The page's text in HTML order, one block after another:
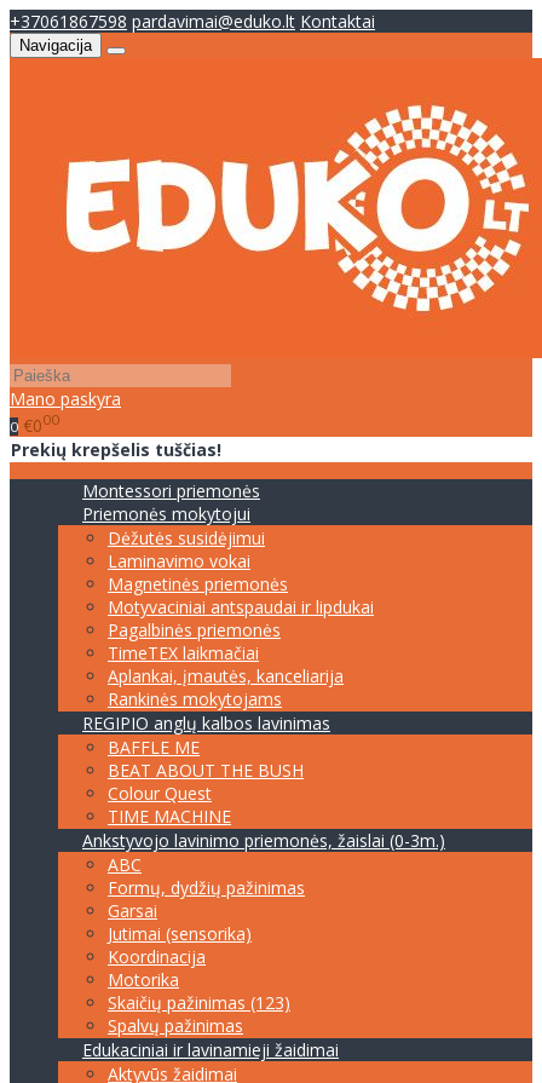
+37061867598 pardavimai@eduko.lt Kontaktai
Navigacija
Mano paskyra
0 €000
Prekių krepšelis tuščias!
Montessori priemonės
Priemonės mokytojui
Dėžutės susidėjimui
Laminavimo vokai
Magnetinės priemonės
Motyvaciniai antspaudai ir lipdukai
Pagalbinės priemonės
TimeTEX laikmačiai
Aplankai, įmautės, kanceliarija
Rankinės mokytojams
REGIPIO anglų kalbos lavinimas
BAFFLE ME
BEAT ABOUT THE BUSH
Colour Quest
TIME MACHINE
Ankstyvojo lavinimo priemonės, žaislai (0-3m.)
ABC
Formų, dydžių pažinimas
Garsai
Jutimai (sensorika)
Koordinacija
Motorika
Skaičių pažinimas (123)
Spalvų pažinimas
Edukaciniai ir lavinamieji žaidimai
Aktyvūs žaidimai